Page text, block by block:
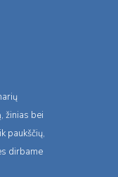
žinias bei
paukščių,
dirbame